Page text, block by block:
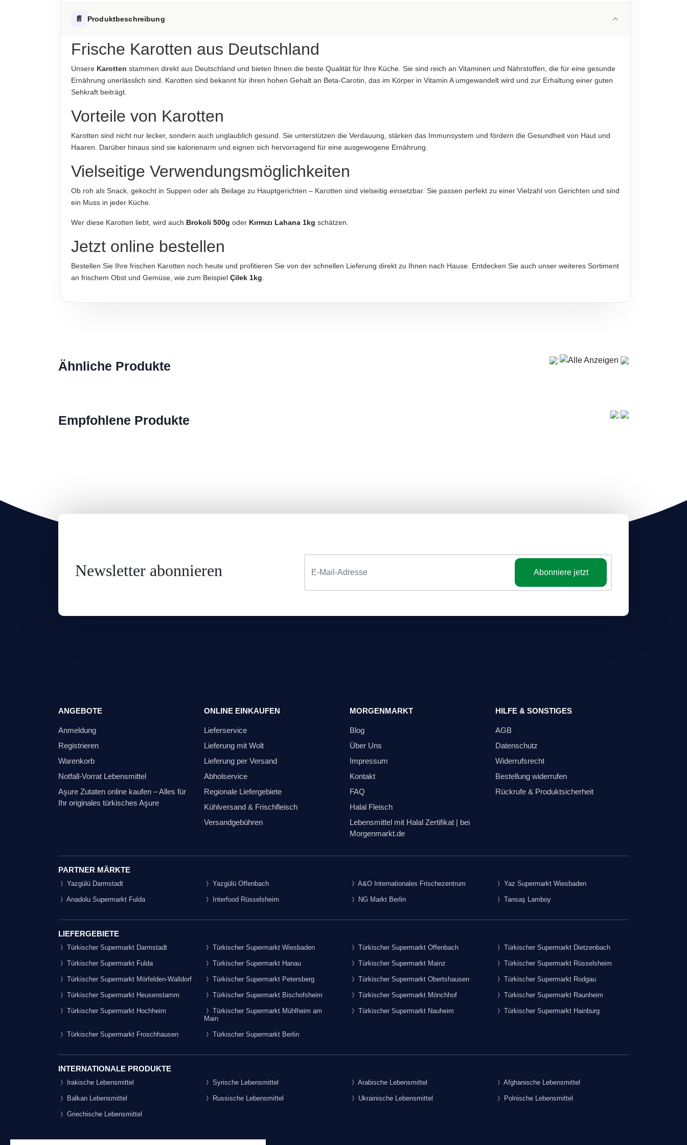
-davon gesättigte Fettsäuren 0.1 g
Eiweiß 0.9 g
Salz
Hinweis zur Haftung: Für die vorstehenden Angaben wird keine Haftung übernommen. Bitte prüfen Sie die Angaben auf der jeweiligen Produktverpackung; nur diese sind verbindlich.
AUFBEWAHRUNGSHINWEIS
HERKUNFTSLAND
ABTROPFGEWICHT
1000g
NETTOFÜLLMENGE
📄 Produktbeschreibung
Frische Karotten aus Deutschland
Unsere Karotten stammen direkt aus Deutschland und bieten Ihnen die beste Qualität für Ihre Küche. Sie sind reich an Vitaminen und Nährstoffen, die für eine gesunde
Ernährung unerlässlich sind. Karotten sind bekannt für ihren hohen Gehalt an Beta-Carotin, das im Körper in Vitamin A umgewandelt wird und zur Erhaltung einer guten
Sehkraft beiträgt.
Vorteile von Karotten
Karotten sind nicht nur lecker, sondern auch unglaublich gesund. Sie unterstützen die Verdauung, stärken das Immunsystem und fördern die Gesundheit von Haut und
Haaren. Darüber hinaus sind sie kalorienarm und eignen sich hervorragend für eine ausgewogene Ernährung.
Vielseitige Verwendungsmöglichkeiten
Ob roh als Snack, gekocht in Suppen oder als Beilage zu Hauptgerichten – Karotten sind vielseitig einsetzbar. Sie passen perfekt zu einer Vielzahl von Gerichten und sind
ein Muss in jeder Küche.
Wer diese Karotten liebt, wird auch Brokoli 500g oder Kırmızı Lahana 1kg schätzen.
Jetzt online bestellen
Bestellen Sie Ihre frischen Karotten noch heute und profitieren Sie von der schnellen Lieferung direkt zu Ihnen nach Hause. Entdecken Sie auch unser weiteres Sortiment
an frischem Obst und Gemüse, wie zum Beispiel Çilek 1kg
Ähnliche Produkte
Empfohlene Produkte
Newsletter abonnieren Abonniere jetzt
ANGEBOTE
Anmeldung
Registrieren
Warenkorb
Notfall-Vorrat Lebensmittel
Aşure Zutaten online kaufen – Alles für
Ihr originales türkisches Aşure
ONLINE EINKAUFEN
Lieferservice
Lieferung mit Wolt
Lieferung per Versand
Abholservice
Regionale Liefergebiete
Kühlversand & Frischfleisch
Versandgebühren
MORGENMARKT
Blog
Über Uns
Impressum
Kontakt
FAQ
Halal Fleisch
Lebensmittel mit Halal Zertifikat | bei
Morgenmarkt.de
HILFE & SONSTIGES
AGB
Datenschutz
Widerrufsrecht
Bestellung widerrufen
Rückrufe & Produktsicherheit
PARTNER MÄRKTE
Yazgülü Darmstadt Yazgülü Offenbach A&O Internationales Frischezentrum Yaz Supermarkt Wiesbaden
Anadolu Supermarkt Fulda Interfood Rüsselsheim NG Markt Berlin Tansaş Lamboy
LIEFERGEBIETE
Türkischer Supermarkt Darmstadt Türkischer Supermarkt Wiesbaden Türkischer Supermarkt Offenbach Türkischer Supermarkt Dietzenbach
Türkischer Supermarkt Fulda Türkischer Supermarkt Hanau Türkischer Supermarkt Mainz Türkischer Supermarkt Rüsselsheim
Türkischer Supermarkt Mörfelden-Walldorf Türkischer Supermarkt Petersberg Türkischer Supermarkt Obertshausen Türkischer Supermarkt Rodgau
Türkischer Supermarkt Heusenstamm Türkischer Supermarkt Bischofsheim Türkischer Supermarkt Mönchhof Türkischer Supermarkt Raunheim
Türkischer Supermarkt Hochheim
Türkischer Supermarkt Mühlheim am
Main
Türkischer Supermarkt Nauheim Türkischer Supermarkt Hainburg
Türkischer Supermarkt Froschhausen Türkischer Supermarkt Berlin
INTERNATIONALE PRODUKTE
Irakische Lebensmittel Syrische Lebensmittel Arabische Lebensmittel Afghanische Lebensmittel
Balkan Lebensmittel Russische Lebensmittel Ukrainische Lebensmittel Polnische Lebensmittel
Griechische Lebensmittel